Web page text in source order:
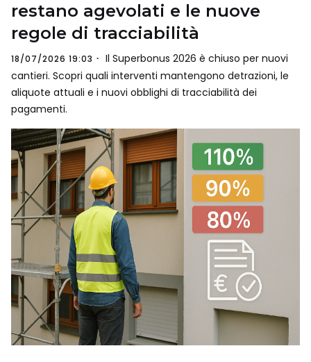
restano agevolati e le nuove
regole di tracciabilità
18/07/2026 19:03
Il Superbonus 2026 è chiuso per nuovi
cantieri. Scopri quali interventi mantengono detrazioni, le
aliquote attuali e i nuovi obblighi di tracciabilità dei
pagamenti.